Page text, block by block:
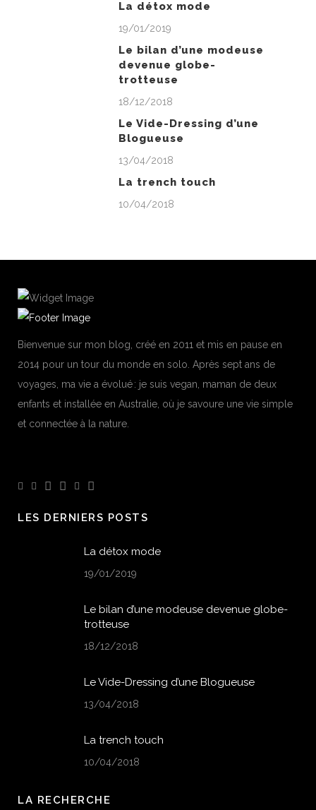
La détox mode
19/01/2019
Le bilan d’une modeuse
devenue globe-
trotteuse
18/12/2018
Le Vide-Dressing d’une
Blogueuse
13/04/2018
La trench touch
10/04/2018
Bienvenue sur mon blog, créé en 2011 et mis en pause en
2014 pour un tour du monde en solo. Après sept ans de
voyages, ma vie a évolué : je suis vegan, maman de deux
enfants et installée en Australie, où je savoure une vie simple
et connectée à la nature.
LES DERNIERS POSTS
La détox mode
19/01/2019
Le bilan d’une modeuse devenue globe-
trotteuse
18/12/2018
Le Vide-Dressing d’une Blogueuse
13/04/2018
La trench touch
10/04/2018
LA RECHERCHE